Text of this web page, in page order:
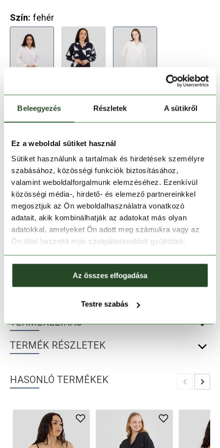
Beleegyezés Részletek A sütikről
Ez a weboldal sütiket használ
Sütiket használunk a tartalmak és hirdetések személyre
szabásához, közösségi funkciók biztosításához,
valamint weboldalforgalmunk elemzéséhez. Ezenkívül
közösségi média-, hirdető- és elemező partnereinkkel
megosztjuk az Ön weboldalhasználatra vonatkozó
adatait, akik kombinálhatják az adatokat más olyan
adatokkal, amelyeket Ön adott meg számukra vagy az
Ön által használt más szolgáltatásokból gyűjtöttek.
Az összes elfogadása
Testre szabás
TERMÉKLEÍRÁS
TERMÉK RÉSZLETEK
Szín: fehér
Méret:
XS
Kosárba teszem
Melyik üzletben elérhető|Foglalás
1-2 munkanapos szállítás
HASONLÓ TERMÉKEK